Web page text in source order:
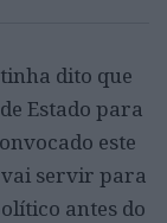
dito que
Estado para
este
vai servir para
antes do